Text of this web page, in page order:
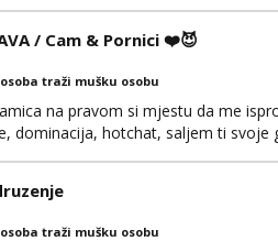
/ Cam & Pornici ❤️😈
traži mušku osobu
na pravom si mjestu da me
dominacija, hotchat, saljem ti svoje
traži mušku osobu